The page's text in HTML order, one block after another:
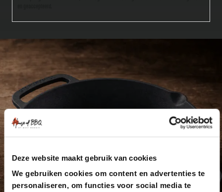
Deze website maakt gebruik van cookies
We gebruiken cookies om content en advertenties te
personaliseren, om functies voor social media te